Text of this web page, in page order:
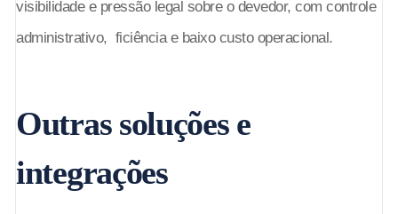
visibilidade e pressão legal sobre o devedor, com controle
administrativo, ficiência e baixo custo operacional.
Outras soluções e
integrações